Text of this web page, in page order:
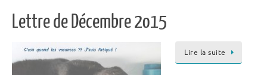
Lettre de Décembre 2o15
Lire la suite